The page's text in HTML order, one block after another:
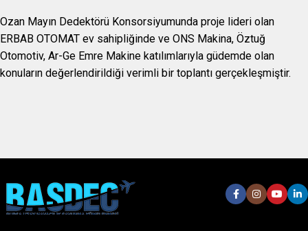
Ozan Mayın Dedektörü Konsorsiyumunda proje lideri olan
ERBAB OTOMAT ev sahipliğinde ve ONS Makina, Öztuğ
Otomotiv, Ar-Ge Emre Makine katılımlarıyla güdemde olan
konuların değerlendirildiği verimli bir toplantı gerçekleşmiştir.